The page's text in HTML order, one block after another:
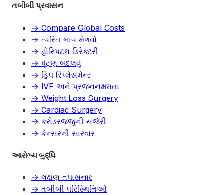
તબીબી પ્રવાસન
→ Compare Global Costs
→ ત્વરિત ભાવ મેળવો
→ હોસ્પિટલ ડિરેક્ટરી
→ ઘૂંટણ બદલવું
→ હિપ રિપ્લેસમેન્ટ
→ IVF અને પ્રજનનક્ષમતા
→ Weight Loss Surgery
→ Cardiac Surgery
→ કરોડરજ્જુની સર્જરી
→ કેન્સરની સારવાર
આરોગ્ય બુદ્ધિ
→ લક્ષણ તપાસનાર
→ તબીબી પરિસ્થિતિઓ